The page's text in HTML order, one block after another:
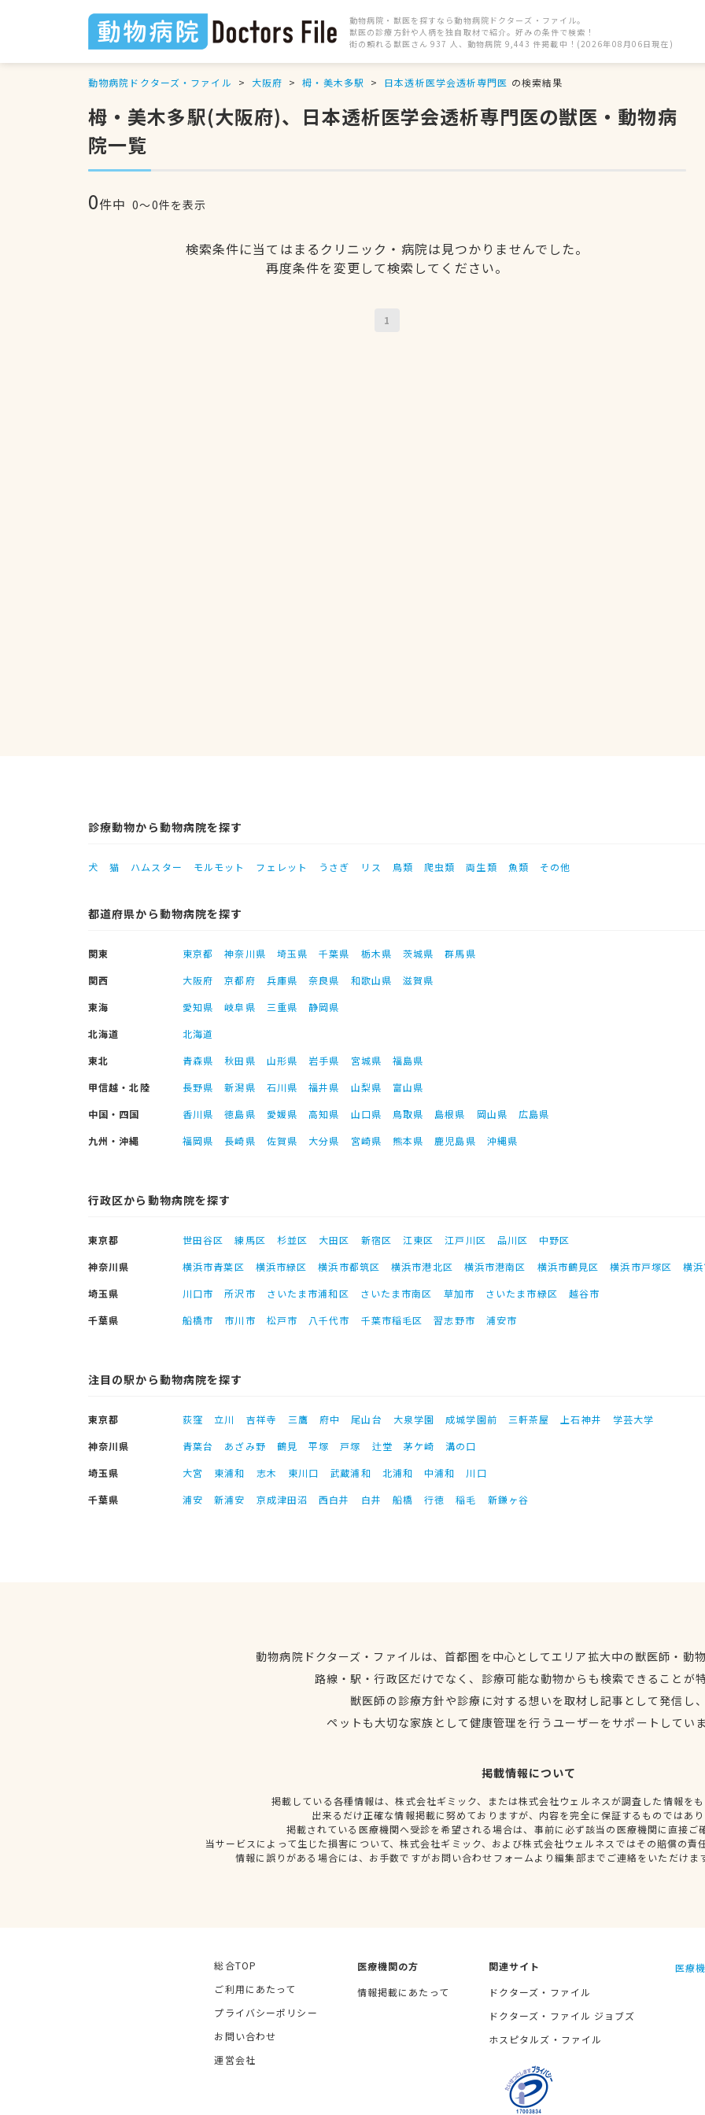
動物病院・獣医を探すなら動物病院ドクターズ・ファイル。
獣医の診療方針や人柄を独自取材で紹介。好みの条件で検索！
街の頼れる獣医さん 937 人、動物病院 9,443 件掲載中！(2026年08月06日現在)
動物病院ドクターズ・ファイル 大阪府 栂・美木多駅 日本透析医学会透析専門医 の検索結果
栂・美木多駅(大阪府)、日本透析医学会透析専門医の獣医・動物病
院一覧
0件中 0〜0件を表示
検索条件に当てはまるクリニック・病院は見つかりませんでした。
再度条件を変更して検索してください。
1
診療動物から動物病院を探す
犬 猫 ハムスター モルモット フェレット うさぎ リス 鳥類 爬虫類 両生類 魚類 その他
都道府県から動物病院を探す
関東 東京都 神奈川県 埼玉県 千葉県 栃木県 茨城県
群馬県
関西
大阪府 京都府 兵庫県 奈良県 和歌山県
滋賀県
東海
愛知県 岐阜県 三重県
静岡県
北海道
北海道
東北
青森県 秋田県 山形県 岩手県 宮城県
福島県
甲信越・北陸
長野県 新潟県 石川県 福井県 山梨県
富山県
中国・四国
香川県 徳島県 愛媛県 高知県 山口県 鳥取県 島根県 岡山県
広島県
九州・沖縄
福岡県 長崎県 佐賀県 大分県 宮崎県 熊本県 鹿児島県 沖縄県
行政区から動物病院を探す
東京都 世田谷区 練馬区 杉並区 大田区 新宿区 江東区 江戸川区 品川区
中野区
神奈川県
横浜市青葉区 横浜市緑区 横浜市都筑区 横浜市港北区 横浜市港南区 横浜市鶴見区 横浜市戸塚区
横
埼玉県
川口市 所沢市 さいたま市浦和区 さいたま市南区 草加市 さいたま市緑区
越谷市
千葉県
船橋市 市川市 松戸市 八千代市 千葉市稲毛区 習志野市 浦安市
注目の駅から動物病院を探す
東京都 荻窪 立川 吉祥寺 三鷹 府中 尾山台 大泉学園 成城学園前 三軒茶屋 上石神井
学芸大学
神奈川県
青葉台 あざみ野 鶴見 平塚 戸塚 辻堂 茅ケ崎
溝の口
埼玉県
大宮 東浦和 志木 東川口 武蔵浦和 北浦和 中浦和
川口
千葉県
浦安 新浦安 京成津田沼 西白井 白井 船橋 行徳 稲毛 新鎌ヶ谷
動物病院ドクターズ・ファイルは、首都圏を中心としてエリア拡大中の獣医師・動
路線・駅・行政区だけでなく、診療可能な動物からも検索できることが
獣医師の診療方針や診療に対する想いを取材し記事として発信し
ペットも大切な家族として健康管理を行うユーザーをサポートしてい
掲載情報について
掲載している各種情報は、株式会社ギミック、または株式会社ウェルネスが調査した情報を
出来るだけ正確な情報掲載に努めておりますが、内容を完全に保証するものではあ
掲載されている医療機関へ受診を希望される場合は、事前に必ず該当の医療機関に直接ご
当サービスによって生じた損害について、株式会社ギミック、および株式会社ウェルネスではその賠償の責
情報に誤りがある場合には、お手数ですがお問い合わせフォームより編集部までご連絡をいただけま
総合TOP
ご利用にあたって
プライバシーポリシー
お問い合わせ
運営会社
医療機関の方
情報掲載にあたって
関連サイト
ドクターズ・ファイル
ドクターズ・ファイル ジョブズ
ホスピタルズ・ファイル
医療